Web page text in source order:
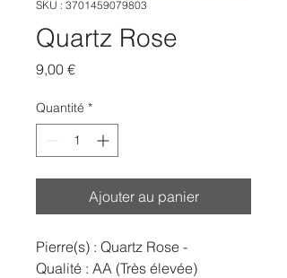
SKU : 3701459079803
Quartz Rose
9,00 €Prix
Quantité *
Ajouter au panier
Pierre(s) : Quartz Rose -
Qualité : AA (Très élevée)